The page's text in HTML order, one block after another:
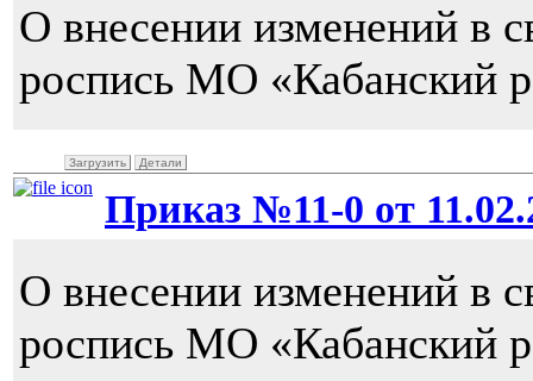
О внесении изменений в
роспись МО «Кабанский
Загрузить Детали
Приказ №11-0 от
О внесении изменений в
роспись МО «Кабанский